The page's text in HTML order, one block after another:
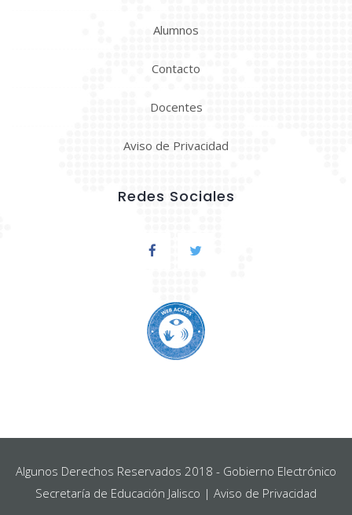
Alumnos
Contacto
Docentes
Aviso de Privacidad
Redes Sociales
Algunos Derechos Reservados 2018 - Gobierno Electrónico
Secretaría de Educación Jalisco | Aviso de Privacidad